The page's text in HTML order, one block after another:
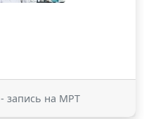
- запись на МРТ